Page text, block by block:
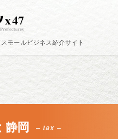
モールビジネス紹介サイト
静岡 – tax –